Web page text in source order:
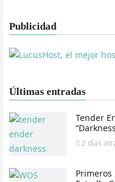
Publicidad
Últimas entradas
Tender
2 días
Primeros